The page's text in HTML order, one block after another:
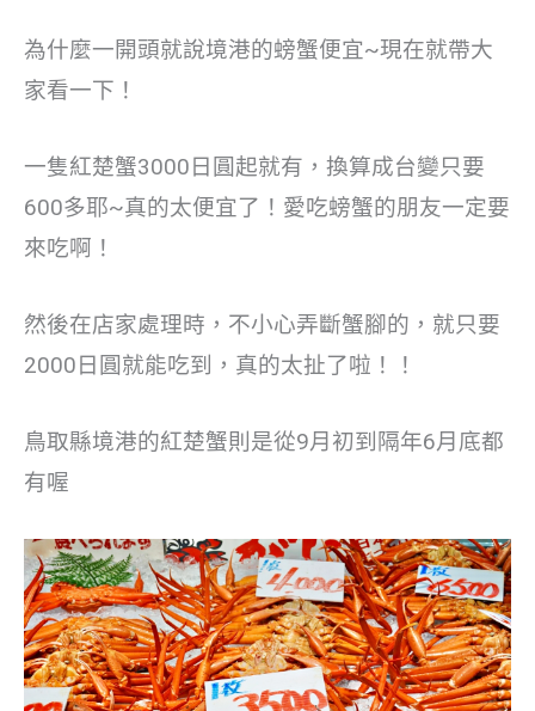
為什麼一開頭就說境港的螃蟹便宜~現在就帶大
家看一下！
一隻紅楚蟹3000日圓起就有，換算成台變只要
600多耶~真的太便宜了！愛吃螃蟹的朋友一定要
來吃啊！
然後在店家處理時，不小心弄斷蟹腳的，就只要
2000日圓就能吃到，真的太扯了啦！！
⿃取縣境港的紅楚蟹則是從9⽉初到隔年6⽉底都
有喔